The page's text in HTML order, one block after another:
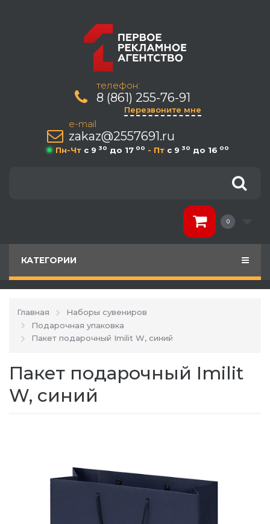
телефон:
8 (861) 255-76-91
Перезвоните мне
e-mail
zakaz@2557691.ru
Пн-Чт c 9 30 до 17 00 - Пт c 9 30 до 16 00
0
КАТЕГОРИИ
Главная
Наборы сувениров
Подарочная упаковка
Пакет подарочный Imilit W, синий
Пакет подарочный Imilit
W, синий